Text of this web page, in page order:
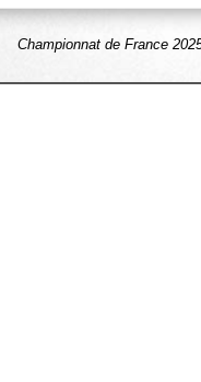
Championnat de France